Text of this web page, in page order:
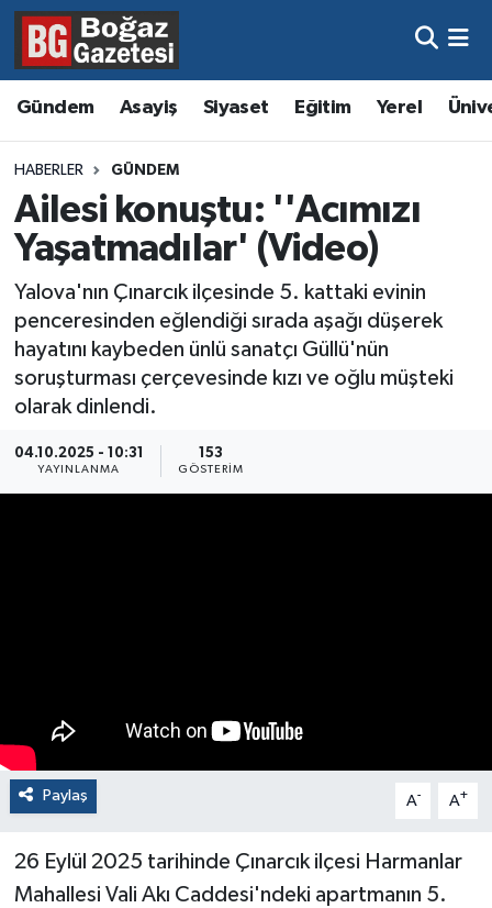
Gündem Asayiş Siyaset Eğitim Yerel
HABERLER GÜNDEM
Ailesi konuştu: ''Acımızı
Yaşatmadılar' (Video)
Yalova'nın Çınarcık ilçesinde 5. kattaki evinin
penceresinden eğlendiği sırada aşağı düşerek
hayatını kaybeden ünlü sanatçı Güllü'nün
soruşturması çerçevesinde kızı ve oğlu müşteki
olarak dinlendi.
04.10.2025 - 10:31
YAYINLANMA
153
GÖSTERIM
Paylaş A- A+
26 Eylül 2025 tarihinde Çınarcık ilçesi Harmanlar
Mahallesi Vali Akı Caddesi'ndeki apartmanın 5.
Asayiş
Eğitim
Ekonomi
Gündem
Kültür ve Sanat
Magazin
Resmi İlanlar
Sağlık
Hava Durumu
Trafik Durumu
Süper Lig Puan Durumu ve Fikstür
Tüm Manşetler
Son Dakika Haberleri
Haber Arşivi